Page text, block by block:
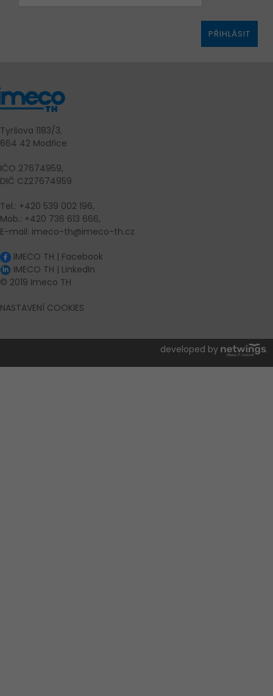
PŘIHLÁSIT
Tyršova 1183/3,
664 42 Modřice
IČO 27674959,
DIČ CZ27674959
Tel.: +420 539 002 196,
Mob.: +420 736 613 666,
E-mail: imeco-th@imeco-th.cz
IMECO TH | Facebook
IMECO TH | LinkedIn
© 2019 Imeco TH
NASTAVENÍ COOKIES
developed by